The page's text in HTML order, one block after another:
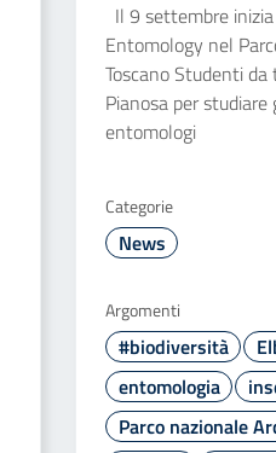
Il 9 settembre
Entomology nel
Toscano Studenti
Pianosa per
entomologi
Categorie
News
Argomenti
#biodiversità
entomologia
Parco nazionale